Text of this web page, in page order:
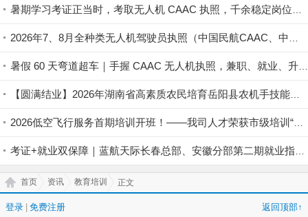
首页 资讯 教育培训 正文
登录 免费注册 返回顶部↑